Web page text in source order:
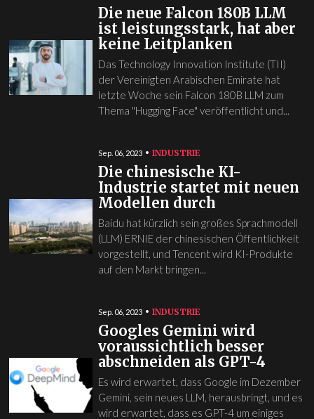
Die neue Falcon 180B LLM
ist leistungsstark, hat aber
keine Leitplanken
Das Technology Innovation Institute (TII)
der Vereinigten Arabischen Emirate hat
letzte Woche sein Falcon 180B LLM zum
Thema "Hugging Face" veröffentlicht und...
Sep. 06, 2023 INDUSTRIE
Die chinesische KI-
Industrie startet mit neuen
Modellen durch
Baidu hat kürzlich sein großes Sprachmodell
(LLM) ERNIE der chinesischen Öffentlichkeit
vorgestellt, und Tencent wird KI-Produkte
auf den Markt bringen...
Sep. 06, 2023 INDUSTRIE
Googles Gemini wird
voraussichtlich besser
abschneiden als GPT-4
Es wird erwartet, dass Google im Dezember
Gemini, sein neues LLM, herausbringt, und es
wird erwartet, dass es GPT-4 um einiges